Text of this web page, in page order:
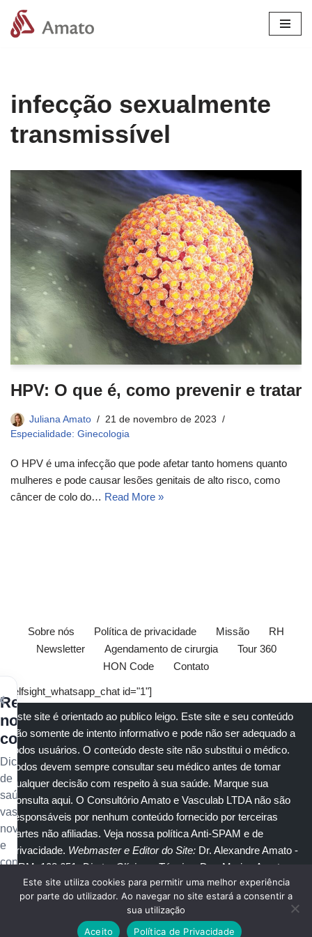
Pular
infecção sexualmente
transmissível
HPV: O que é, como prevenir e tratar
Juliana Amato
21 de novembro de 2023
Especialidade: Ginecologia
O HPV é uma infecção que pode afetar tanto homens quanto
mulheres e pode causar lesões genitais de alto risco, como
câncer de colo do… Read More »
Sobre nós Política de privacidade Missão
RH
Newsletter
Agendamento de cirurgia
Tour 360
HON Code
Contato
[elfsight_whatsapp_chat id="1"]
Este site é orientado ao publico leigo. Este site e seu conteúdo
são somente de intento informativo e pode não ser adequado a
todos usuários. O conteúdo deste site não substitui o médico.
Todos devem sempre consultar seu médico antes de tomar
qualquer decisão com respeito à sua saúde. Marque sua
consulta aqui. O Consultório Amato e Vasculab LTDA não são
responsáveis por nenhum conteúdo fornecido por terceiras
partes não afiliadas. Veja nossa política Anti-SPAM e de
privacidade. Webmaster e Editor do Site: Dr. Alexandre Amato -
CRM: 108.651
. Diretor Clínico e Técnico
: Dra. Marisa Amato
CRM 30400 RTE 056950.
© Copyright 2023Amato Consultório Médico. Todos direitos
Receba
nossos
conteúdos
Dicas
de
saúde
vascular,
novidades
e
conteúdo
exclusivo
Este site utiliza cookies para permitir uma melhor experiência
por parte do utilizador. Ao navegar no site estará a consentir a
sua utilização
Aceito
Política de Privacidade